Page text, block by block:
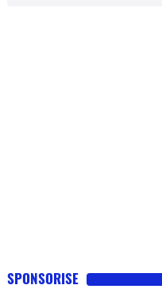
SPONSORISE